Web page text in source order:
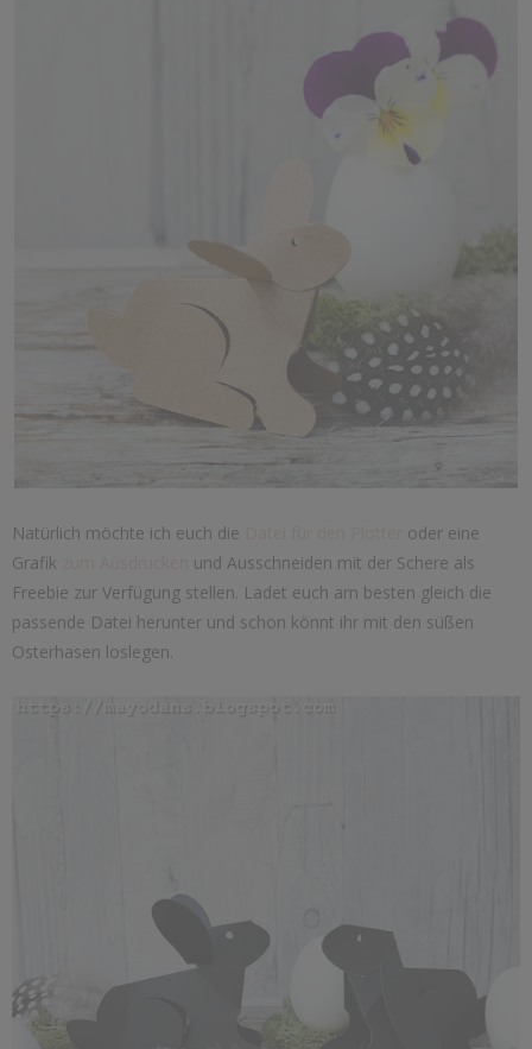
Natürlich möchte ich euch die
oder eine
Grafik
und Ausschneiden mit der Schere als
Freebie zur Verfügung stellen. Ladet euch am besten gleich die
passende Datei herunter und schon könnt ihr mit den süßen
Osterhasen loslegen.